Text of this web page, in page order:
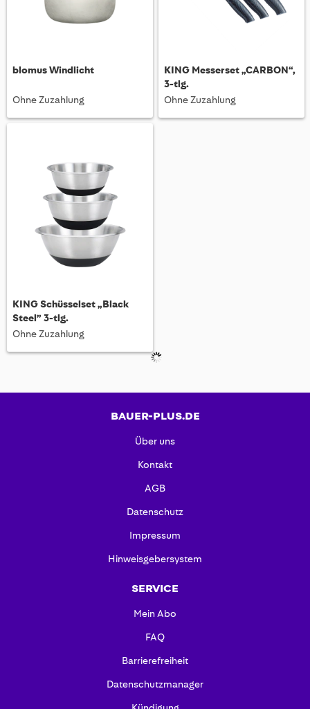
blomus Windlicht
Ohne Zuzahlung
KING Messerset „CARBON“,
3-tlg.
Ohne Zuzahlung
KING Schüsselset „Black
Steel” 3-tlg.
Ohne Zuzahlung
BAUER-PLUS.DE
Über uns
Kontakt
AGB
Datenschutz
Impressum
Hinweisgebersystem
SERVICE
Mein Abo
FAQ
Barrierefreiheit
Datenschutzmanager